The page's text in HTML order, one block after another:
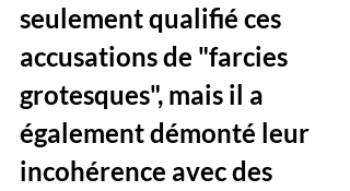
seulement qualifié ces
accusations de "farcies
grotesques", mais il a
également démonté leur
incohérence avec des